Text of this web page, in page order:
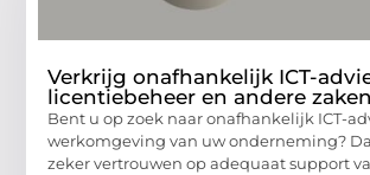
Verkrijg onafhankelijk ICT-
licentiebeheer en andere zaken
Bent u op zoek naar onafhankelijk ICT-
werkomgeving van uw onderneming?
zeker vertrouwen op adequaat support